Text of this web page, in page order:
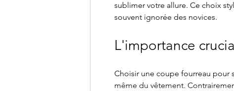
sublimer votre allure. Ce choix
souvent ignorée des novices.
L'importance
Choisir une coupe fourreau pour
même du vêtement.